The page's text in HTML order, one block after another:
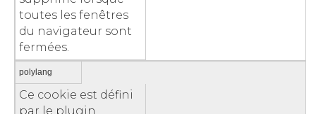
toutes les fenêtres
du navigateur sont
fermées.
polylang
Ce cookie est défini
par le plugin